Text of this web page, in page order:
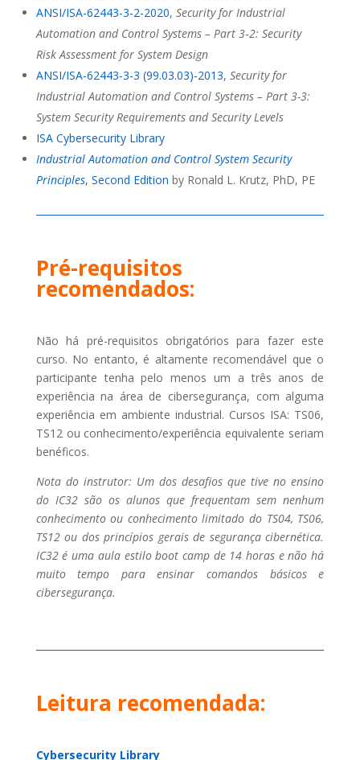
ANSI/ISA-62443-3‑2-2020, Security for Industrial
Automation and Control Systems – Part 3‑2: Security
Risk Assessment for System Design
ANSI/ISA-62443-3-3 (99.03.03)-2013, Security for
Industrial Automation and Control Systems – Part 3-3:
System Security Requirements and Security Levels
ISA Cybersecurity Library
Industrial Automation and Control System Security
Principles, Second Edition by Ronald L. Krutz, PhD, PE
Pré-requisitos
recomendados:
Não há pré-requisitos obrigatórios para fazer este
curso. No entanto, é altamente recomendável que o
participantetenha pelo menos um a três anos de
experiência na área de cibersegurança, com alguma
experiência em ambiente industrial. Cursos ISA: TS06,
TS12 ou conhecimento/experiência equivalente seriam
benéficos.
Nota do instrutor: Um dos desafios que tive no ensino
do IC32 são os alunos que frequentam sem nenhum
conhecimento ou conhecimento limitado do TS04, TS06,
TS12 ou dos princípios gerais de segurança cibernética.
IC32 é uma aula estilo boot camp de 14 horas e não há
muito tempo para ensinar comandos básicos e
cibersegurança.
Leitura recomendada:
Cybersecurity Library